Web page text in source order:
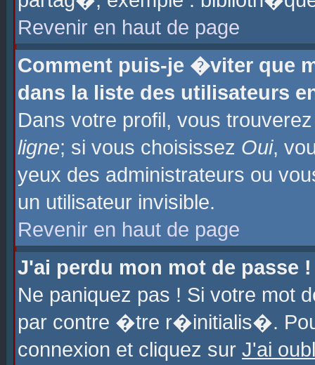
Revenir en haut de page
Comment puis-je �viter que
dans la liste des utilisateurs
Dans votre profil, vous
ligne; si vous choisissez Oui,
yeux des administrateurs ou
un utilisateur invisible.
Revenir en haut de page
J'ai perdu mon mot de passe !
Ne paniquez pas ! Si votre
par contre �tre r�initialis�.
connexion et cliquez sur J'ai